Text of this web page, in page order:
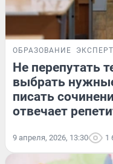
ОБРАЗОВАНИЕ ЭКСПЕРТ
Не перепутать
выбрать
писать
отвечает
9 апреля, 2026, 13:30 1